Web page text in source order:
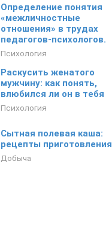
Определение понятия
«межличностные
отношения» в трудах
педагогов-психологов.
Психология
Раскусить женатого
мужчину: как понять,
влюбился ли он в тебя
Психология
Сытная полевая каша:
рецепты приготовления
Добыча